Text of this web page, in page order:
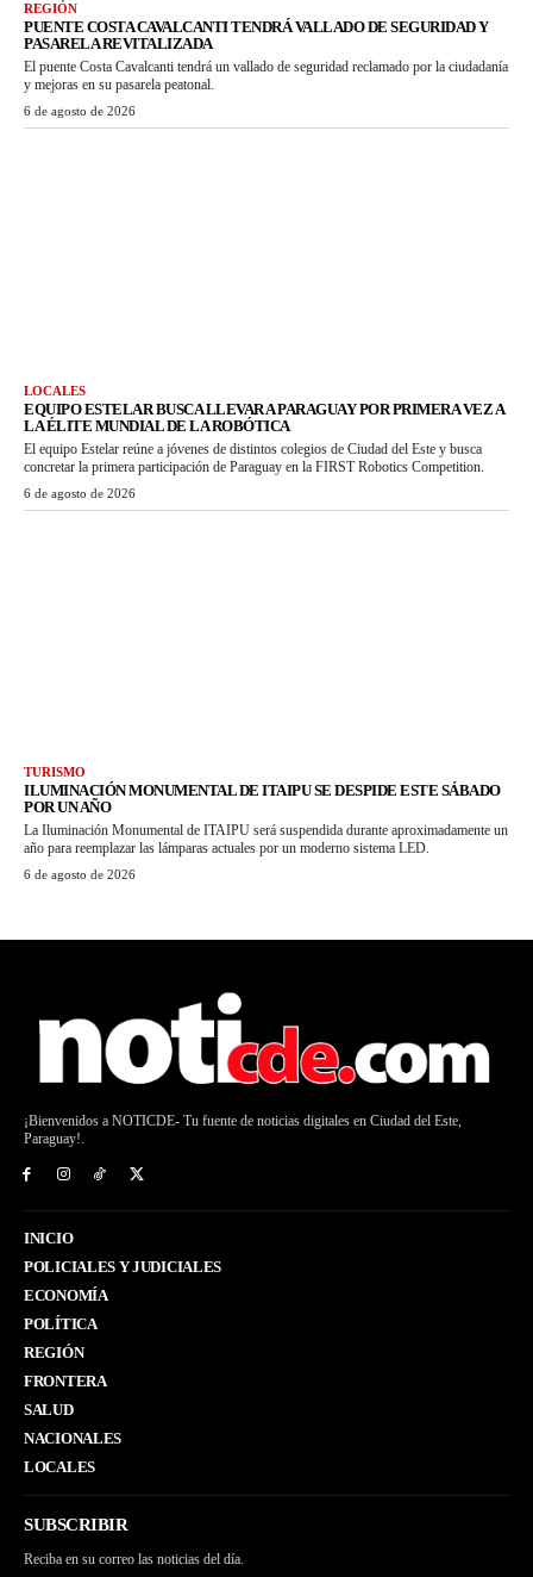
REGIÓN
PUENTE COSTA CAVALCANTI TENDRÁ VALLADO DE SEGURIDAD Y
PASARELA REVITALIZADA
El puente Costa Cavalcanti tendrá un vallado de seguridad reclamado por la ciudadanía
y mejoras en su pasarela peatonal.
6 de agosto de 2026
LOCALES
EQUIPO ESTELAR BUSCA LLEVAR A PARAGUAY POR PRIMERA VEZ A
LA ÉLITE MUNDIAL DE LA ROBÓTICA
El equipo Estelar reúne a jóvenes de distintos colegios de Ciudad del Este y busca
concretar la primera participación de Paraguay en la FIRST Robotics Competition.
6 de agosto de 2026
TURISMO
ILUMINACIÓN MONUMENTAL DE ITAIPU SE DESPIDE ESTE SÁBADO
POR UN AÑO
La Iluminación Monumental de ITAIPU será suspendida durante aproximadamente un
año para reemplazar las lámparas actuales por un moderno sistema LED.
6 de agosto de 2026
¡Bienvenidos a NOTICDE- Tu fuente de noticias digitales en Ciudad del Este,
Paraguay!.
INICIO
POLICIALES Y JUDICIALES
ECONOMÍA
POLÍTICA
REGIÓN
FRONTERA
SALUD
NACIONALES
LOCALES
SUBSCRIBIR
Reciba en su correo las noticias del día.